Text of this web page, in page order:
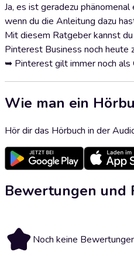
Ja, es ist geradezu
wenn du die Anleitung dazu
Mit diesem Ratgeber kannst
Pinterest Business noch heute
➥ Pinterest gilt immer noch als
Wie man ein
Hör dir das Hörbuch in der
Bewertungen und
Noch keine